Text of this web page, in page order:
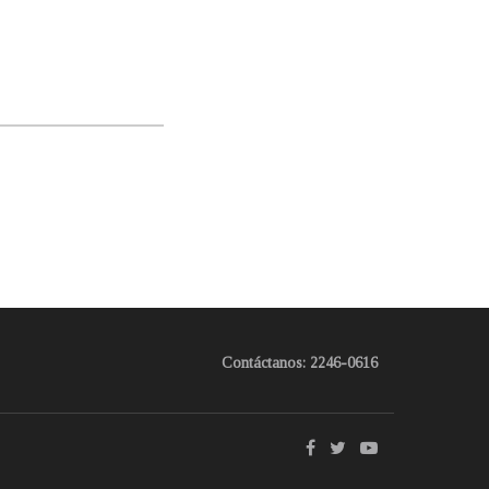
Contáctanos: 2246-0616